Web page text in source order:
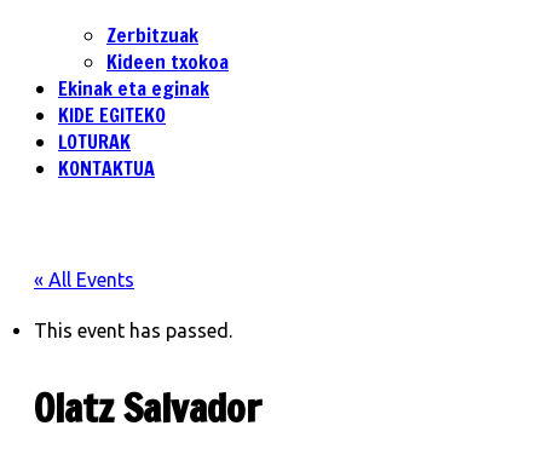
Zerbitzuak
Kideen txokoa
Ekinak eta eginak
KIDE EGITEKO
LOTURAK
KONTAKTUA
« All Events
This event has passed.
Olatz Salvador